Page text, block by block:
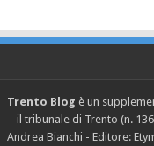
Trento Blog è un
il tribunale di Trento (n.
Andrea Bianchi - Editore: